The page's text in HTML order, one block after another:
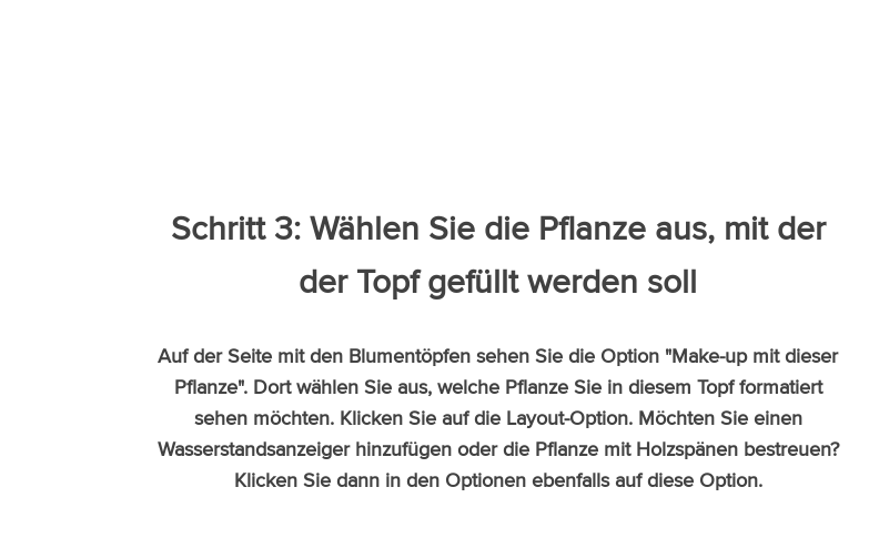
Schritt 3: Wählen Sie die Pflanze aus, mit der
der Topf gefüllt werden soll
Auf der Seite mit den Blumentöpfen sehen Sie die Option "Make-up mit dieser
Pflanze". Dort wählen Sie aus, welche Pflanze Sie in diesem Topf formatiert
sehen möchten. Klicken Sie auf die Layout-Option. Möchten Sie einen
Wasserstandsanzeiger hinzufügen oder die Pflanze mit Holzspänen bestreuen?
Klicken Sie dann in den Optionen ebenfalls auf diese Option.